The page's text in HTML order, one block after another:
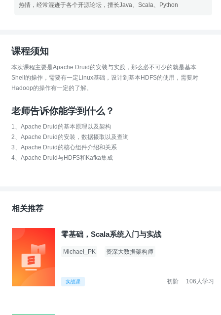
热情，经常混迹于各个开源论坛，擅长Java、Scala、Python
课程须知
本次课程主要是Apache Druid的安装与实践，那么必不可少的就是基本
Shell的操作，需要有一定Linux基础，设计到基本HDFS的使用，需要对
Hadoop的操作有一定的了解。
老师告诉你能学到什么？
1、Apache Druid的基本原理以及架构
2、Apache Druid的安装，数据摄取以及查询
3、Apache Druid的核心组件介绍和关系
4、Apache Druid与HDFS和Kafka集成
相关推荐
零基础，Scala系统入门与实战
Michael_PK 资深大数据架构师
实战课 106人学习
初阶